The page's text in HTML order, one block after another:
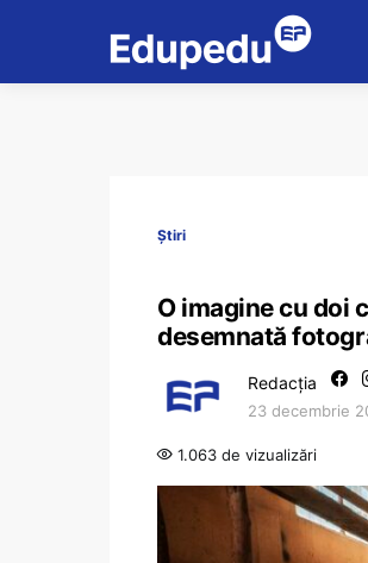
Știri
O imagine cu doi
desemnată
Redacția
23 decembrie
1.063 de vizualizări